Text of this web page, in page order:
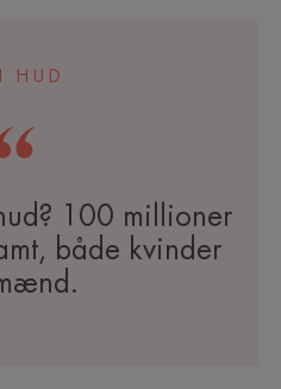
HUD
100 millioner
både kvinder